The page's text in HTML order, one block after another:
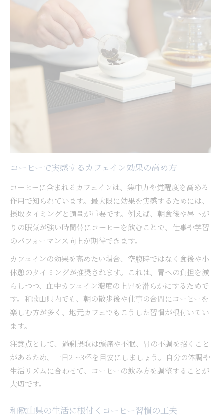
コーヒーで実感するカフェイン効果の高め方
コーヒーに含まれるカフェインは、集中力や覚醒度を高める
作用で知られています。最大限に効果を実感するためには、
摂取タイミングと適量が重要です。例えば、朝食後や昼下が
りの眠気が強い時間帯にコーヒーを飲むことで、仕事や学習
のパフォーマンス向上が期待できます。
カフェインの効果を高めたい場合、空腹時ではなく食後や小
休憩のタイミングが推奨されます。これは、胃への負担を減
らしつつ、血中カフェイン濃度の上昇を滑らかにするためで
す。和歌山県内でも、朝の散歩後や仕事の合間にコーヒーを
楽しむ方が多く、地元カフェでもこうした習慣が根付いてい
ます。
注意点として、過剰摂取は頭痛や不眠、胃の不調を招くこと
があるため、一日2～3杯を目安にしましょう。自分の体調や
生活リズムに合わせて、コーヒーの飲み方を調整することが
大切です。
和歌山県の生活に根付くコーヒー習慣の工夫